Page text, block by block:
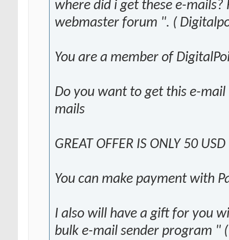
where did i get these e-
webmaster forum ". (
You are a member of
Do you want to get this e-
mails
GREAT OFFER IS ONLY 50 USD
You can make payment with
I also will have a gift for you
bulk e-mail sender program "